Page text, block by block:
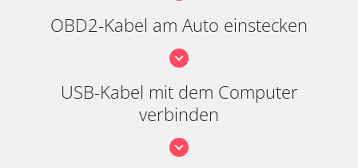
OBD2-Kabel am Auto einstecken
USB-Kabel mit dem Computer
verbinden